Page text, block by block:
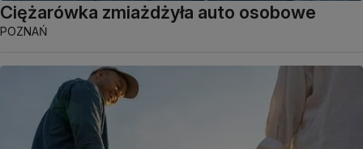
Ciężarówka zmiażdżyła auto osobowe
POZNAŃ